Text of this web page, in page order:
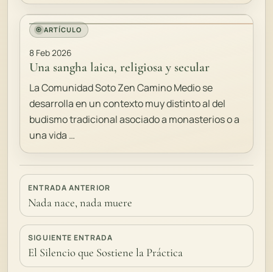
ARTÍCULO
8 Feb 2026
Una sangha laica, religiosa y secular
La Comunidad Soto Zen Camino Medio se
desarrolla en un contexto muy distinto al del
budismo tradicional asociado a monasterios o a
una vida …
ENTRADA ANTERIOR
Nada nace, nada muere
SIGUIENTE ENTRADA
El Silencio que Sostiene la Práctica